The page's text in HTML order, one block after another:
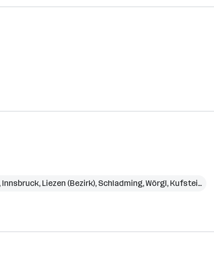
, Innsbruck, Liezen (Bezirk), Schladming,Wörgl, Kufstein (Bezirk)